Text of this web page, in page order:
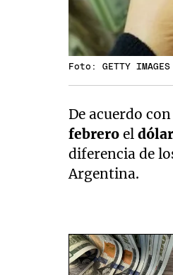
Foto: GETTY IMAGES
De acuerdo
febrero el
diferencia de
Argentina.